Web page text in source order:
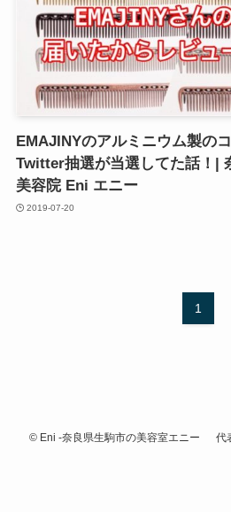
EMAJINYのアルミニウム製の
Twitter抽選が当選してた話！|
美容院 Eni エニー
2019-07-20
1
© Eni -奈良県生駒市の美容室エニー 代